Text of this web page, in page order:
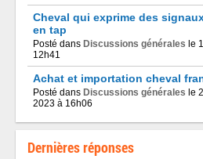
Cheval qui exprime des
en tap
Posté dans Discussions générales le
12h41
Achat et importation cheval
Posté dans Discussions générales le
2023 à 16h06
Dernières réponses